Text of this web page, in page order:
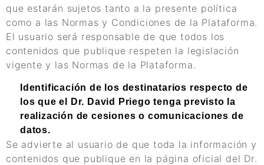
que estarán sujetos tanto a la presente política
como a las Normas y Condiciones de la Plataforma.
El usuario será responsable de que todos los
contenidos que publique respeten la legislación
vigente y las Normas de la Plataforma.
Identificación de los destinatarios respecto de
los que el Dr. David Priego tenga previsto la
realización de cesiones o comunicaciones de
datos.
Se advierte al usuario de que toda la información y
contenidos que publique en la página oficial del Dr.